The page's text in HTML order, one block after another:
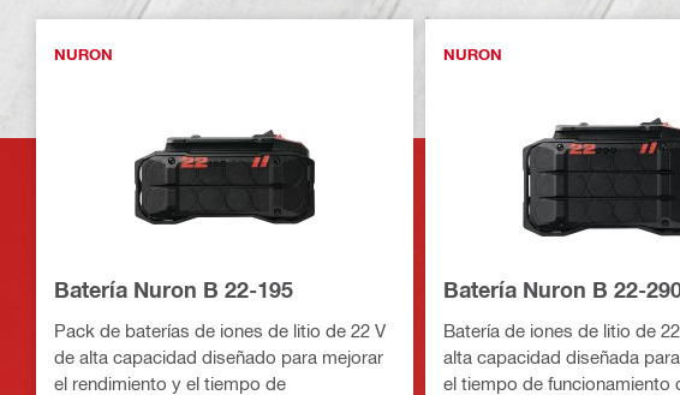
NURON
Batería Nuron B 22-195
Pack de baterías de iones de litio de 22 V
de alta capacidad diseñado para mejorar
el rendimiento y el tiempo de
NURON
Batería Nuron B 22-
Batería de iones de litio de
alta capacidad diseñada
el tiempo de funcionamiento